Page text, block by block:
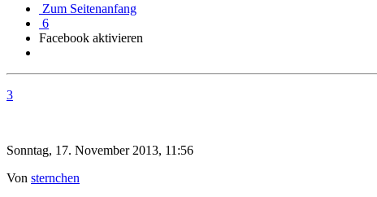
Zum Seitenanfang
6
Facebook aktivieren
3
Sonntag, 17. November 2013, 11:56
Von sternchen